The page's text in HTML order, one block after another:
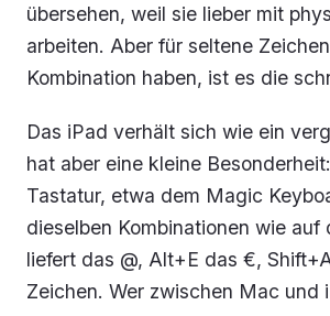
übersehen, weil sie lieber mit
arbeiten. Aber für seltene
Kombination haben, ist es die
Das iPad verhält sich wie ein
hat aber eine kleine
Tastatur, etwa dem Magic
dieselben Kombinationen wie
liefert das @, Alt+E das €,
Zeichen. Wer zwischen Mac und